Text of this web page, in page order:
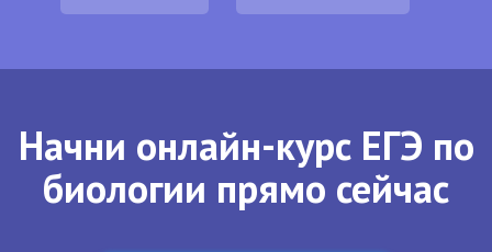
Начни онлайн-курс ЕГЭ по
биологии прямо сейчас